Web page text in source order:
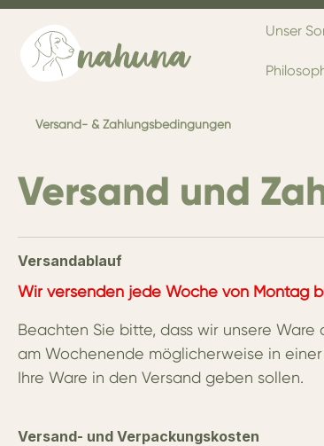
Unser
Versand- & Zahlungsbedingungen
Versand und
Versandablauf
Wir versenden jede Woche von Montag
Beachten Sie bitte, dass wir unsere
am Wochenende möglicherweise in
Ihre Ware in den Versand geben sollen.
Versand- und Verpackungskosten